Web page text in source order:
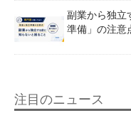
副業から独立
準備」の注意
注目のニュース